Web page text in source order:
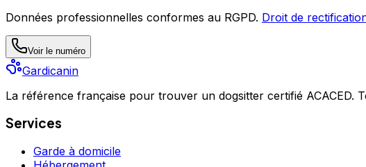
Données professionnelles conformes au RGPD. Droit de
Voir le numéro
Gardicanin
La référence française pour trouver un dogsitter certifié ACACED.
Services
Garde à domicile